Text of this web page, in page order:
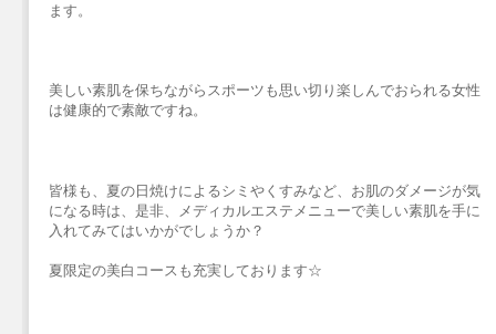
ます。
美しい素肌を保ちながらスポーツも思い切り楽しんでおられる女性
は健康的で素敵ですね。
皆様も、夏の日焼けによるシミやくすみなど、お肌のダメージが気
になる時は、是非、メディカルエステメニューで美しい素肌を手に
入れてみてはいかがでしょうか？
夏限定の美白コースも充実しております☆